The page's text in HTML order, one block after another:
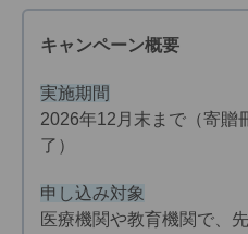
キャンペーン概要
実施期間
2026年12月末まで（寄贈
了）
申し込み対象
医療機関や教育機関で、